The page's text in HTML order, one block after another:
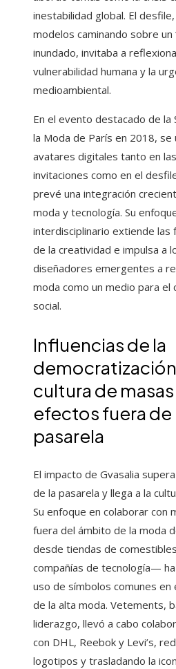
inestabilidad global. El
modelos caminando sobre un
inundado, invitaba a
vulnerabilidad humana y la
medioambiental.
En el evento destacado de la
la Moda de París en 2018, se
avatares digitales tanto en las
invitaciones como en el
prevé una integración
moda y tecnología. Su
interdisciplinario extiende las
de la creatividad e impulsa a
diseñadores emergentes a
moda como un medio para el
social.
Influencias de la
democratización
cultura de
efectos fuera de
pasarela
El impacto de Gvasalia
de la pasarela y llega a la
Su enfoque en colaborar con
fuera del ámbito de la moda
desde tiendas de
compañías de tecnología—
uso de símbolos comunes en
de la alta moda. Vetements,
liderazgo, llevó a cabo
con DHL, Reebok y Levi’s,
logotipos y trasladando la